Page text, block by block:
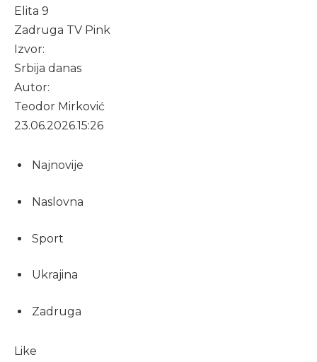
Elita 9
Zadruga TV Pink
Izvor:
Srbija danas
Autor:
Teodor Mirković
23.06.2026.15:26
Najnovije
Naslovna
Sport
Ukrajina
Zadruga
Like